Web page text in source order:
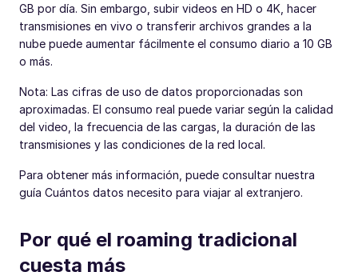
GB por día. Sin embargo, subir videos en HD o 4K, hacer
transmisiones en vivo o transferir archivos grandes a la
nube puede aumentar fácilmente el consumo diario a 10 GB
o más.
Nota: Las cifras de uso de datos proporcionadas son
aproximadas. El consumo real puede variar según la calidad
del video, la frecuencia de las cargas, la duración de las
transmisiones y las condiciones de la red local.
Para obtener más información, puede consultar nuestra
guía Cuántos datos necesito para viajar al extranjero.
Por qué el roaming tradicional
cuesta más